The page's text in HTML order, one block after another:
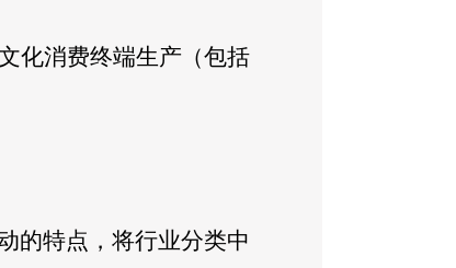
化消费终端生产（包括
的特点，将行业分类中